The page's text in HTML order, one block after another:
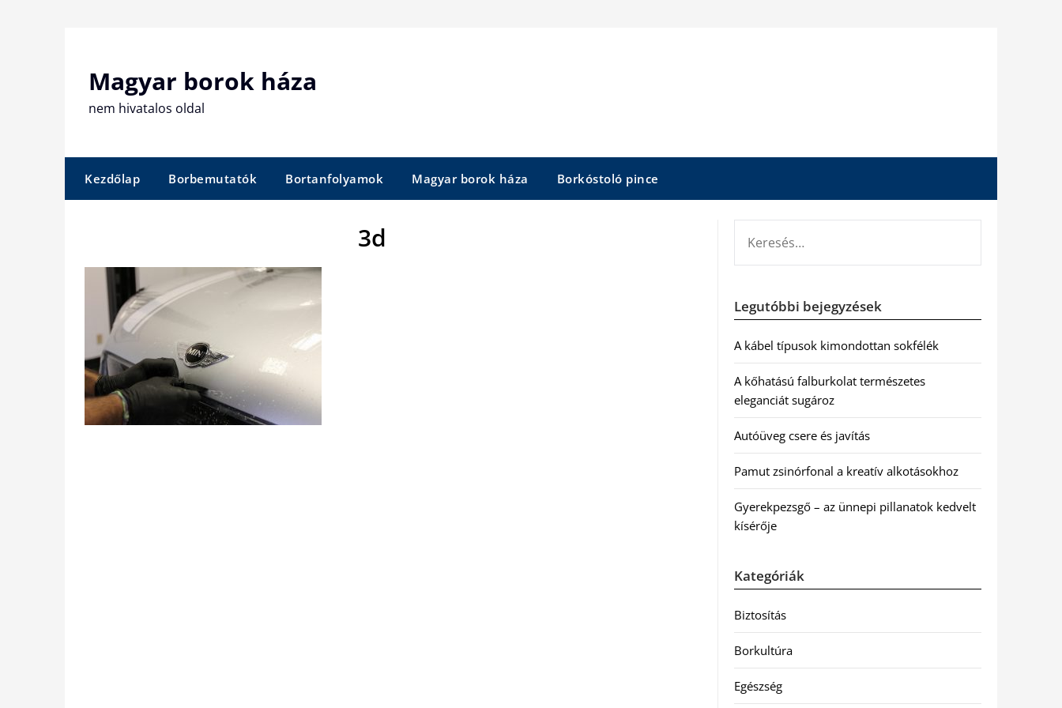
Magyar borok háza
nem hivatalos oldal
Kezdőlap Borbemutatók Bortanfolyamok Magyar borok háza Borkóstoló pince
3d
Legutóbbi bejegyzések
A kábel típusok kimondottan sokfélék
A kőhatású falburkolat természetes
eleganciát sugároz
Autóüveg csere és javítás
Pamut zsinórfonal a kreatív alkotásokhoz
Gyerekpezsgő – az ünnepi pillanatok kedvelt
kísérője
Kategóriák
Biztosítás
Borkultúra
Egészség